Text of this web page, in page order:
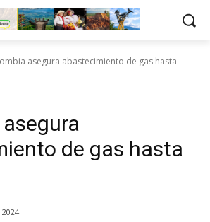
asegura abastecimiento de gas hasta
de gas hasta